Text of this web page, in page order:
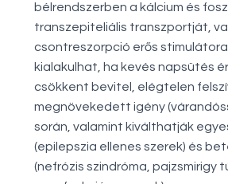
bélrendszerben a kálcium és
transzepiteliális transzportját,
csontreszorpció erős
kialakulhat, ha kevés napsütés
csökkent bevitel, elégtelen
megnövekedett igény
során, valamint kiválthatják
(epilepszia ellenes szerek) és
(nefrózis szindróma, pajzsmirigy